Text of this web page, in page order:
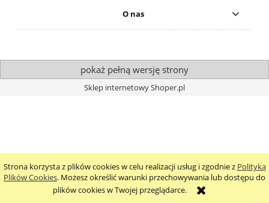
Strona korzysta z plików cookies w celu realizacji usług i zgodnie z Polityką
Plików Cookies. Możesz określić warunki przechowywania lub dostępu do
plików cookies w Twojej przeglądarce.
O nas
pokaż pełną wersję strony
Sklep internetowy Shoper.pl